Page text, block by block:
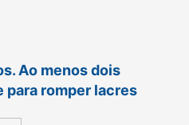
Ao menos dois
para romper lacres